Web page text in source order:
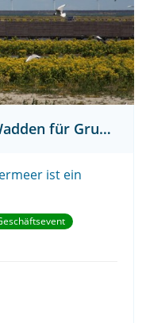
Tagestörn zu den Marker Wadden für Gruppen
ist ein